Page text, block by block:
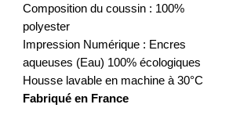
Composition du coussin : 100%
polyester
Impression Numérique : Encres
aqueuses (Eau) 100% écologiques
Housse lavable en machine à 30°C
Fabriqué en France